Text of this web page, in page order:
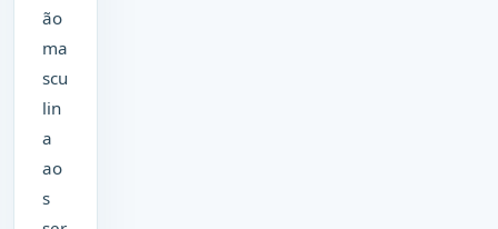
ão
ma
scu
lin
a
ao
s